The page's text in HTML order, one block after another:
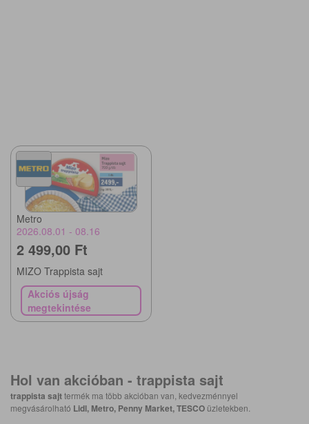
Metro
2026.08.01 - 08.16
2 499,00 Ft
MIZO Trappista sajt
Akciós újság
megtekintése
Hol van akcióban - trappista sajt
trappista sajttermék ma több akcióban van, kedvezménnyel
megvásárolható Lidl, Metro, Penny Market, TESCO üzletekben.